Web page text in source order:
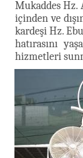
Mukaddes Hz.
içinden ve
kardeşi Hz.
hatırasını
hizmetleri